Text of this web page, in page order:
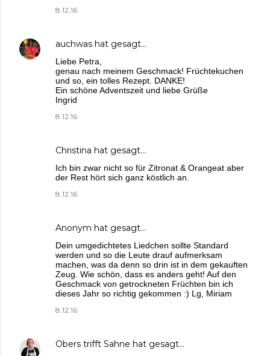
8.12.16
auchwas hat gesagt…
Liebe Petra,
genau nach meinem Geschmack! Früchtekuchen
und so, ein tolles Rezept. DANKE!
Ein schöne Adventszeit und liebe Grüße
Ingrid
8.12.16
Christina hat gesagt…
Ich bin zwar nicht so für Zitronat & Orangeat aber
der Rest hört sich ganz köstlich an.
8.12.16
Anonym hat gesagt…
Dein umgedichtetes Liedchen sollte Standard
werden und so die Leute drauf aufmerksam
machen, was da denn so drin ist in dem gekauften
Zeug. Wie schön, dass es anders geht! Auf den
Geschmack von getrockneten Früchten bin ich
dieses Jahr so richtig gekommen :) Lg, Miriam
8.12.16
Obers trifft Sahne hat gesagt…